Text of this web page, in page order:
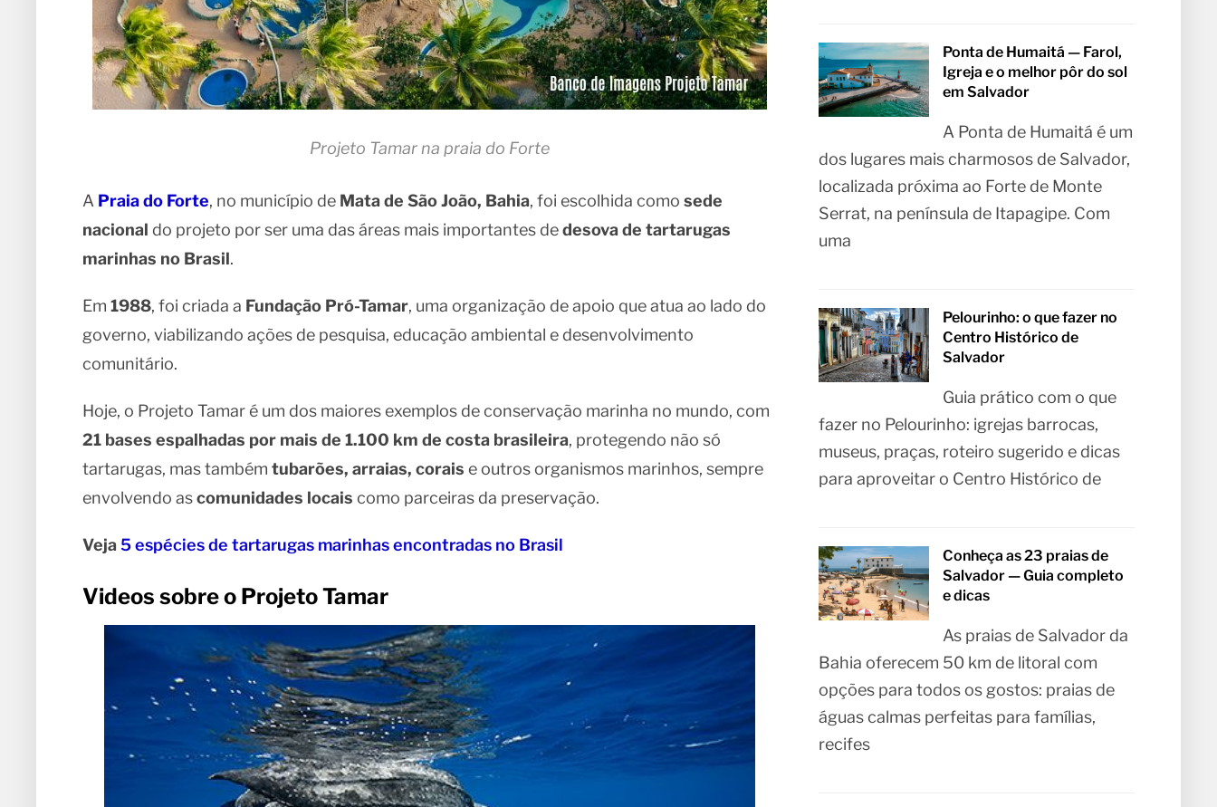
Projeto Tamar na praia do Forte
A Praia do Forte, no município de Mata de São João, Bahia, foi escolhida como sede
nacional do projeto por ser uma das áreas mais importantes dedesova de tartarugas
marinhas no Brasil.
Em 1988, foi criada a Fundação Pró-Tamar, uma organização de apoio que atua ao lado do
governo, viabilizando ações de pesquisa, educação ambiental e desenvolvimento
comunitário.
Hoje, o Projeto Tamar é um dos maiores exemplos de conservação marinha no mundo, com
21 bases espalhadas por mais de 1.100 km de costa brasileira, protegendo não só
tartarugas, mas também tubarões, arraias, corais e outros organismos marinhos, sempre
envolvendo ascomunidades locais como parceiras da preservação.
Veja5 espécies de tartarugas marinhas encontradas no Brasil
Videos sobre o Projeto Tamar
Ponta de Humaitá — Farol,
Igreja e o melhor pôr do sol
em Salvador
A Ponta de Humaitá é um
dos lugares mais charmosos de Salvador,
localizada próxima ao Forte de Monte
Serrat, na península de Itapagipe. Com
uma
Pelourinho: o que fazer no
Centro Histórico de
Salvador
Guia prático com o que
fazer no Pelourinho: igrejas barrocas,
museus, praças, roteiro sugerido e dicas
para aproveitar o Centro Histórico de
Conheça as 23 praias de
Salvador — Guia completo
e dicas
As praias de Salvador da
Bahia oferecem 50 km de litoral com
opções para todos os gostos: praias de
águas calmas perfeitas para famílias,
recifes